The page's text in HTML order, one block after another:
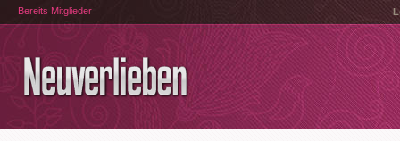
Bereits Mitglieder